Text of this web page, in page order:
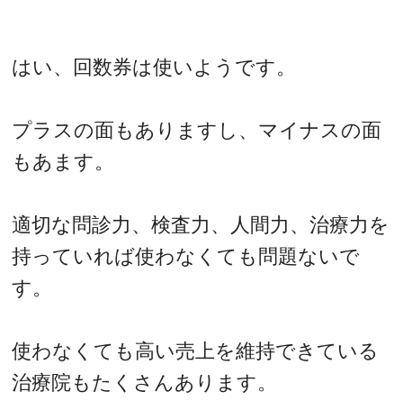
はい、回数券は使いようです。
プラスの面もありますし、マイナスの面
もあます。
適切な問診力、検査力、人間力、治療力を
持っていれば使わなくても問題ないで
す。
使わなくても高い売上を維持できている
治療院もたくさんあります。